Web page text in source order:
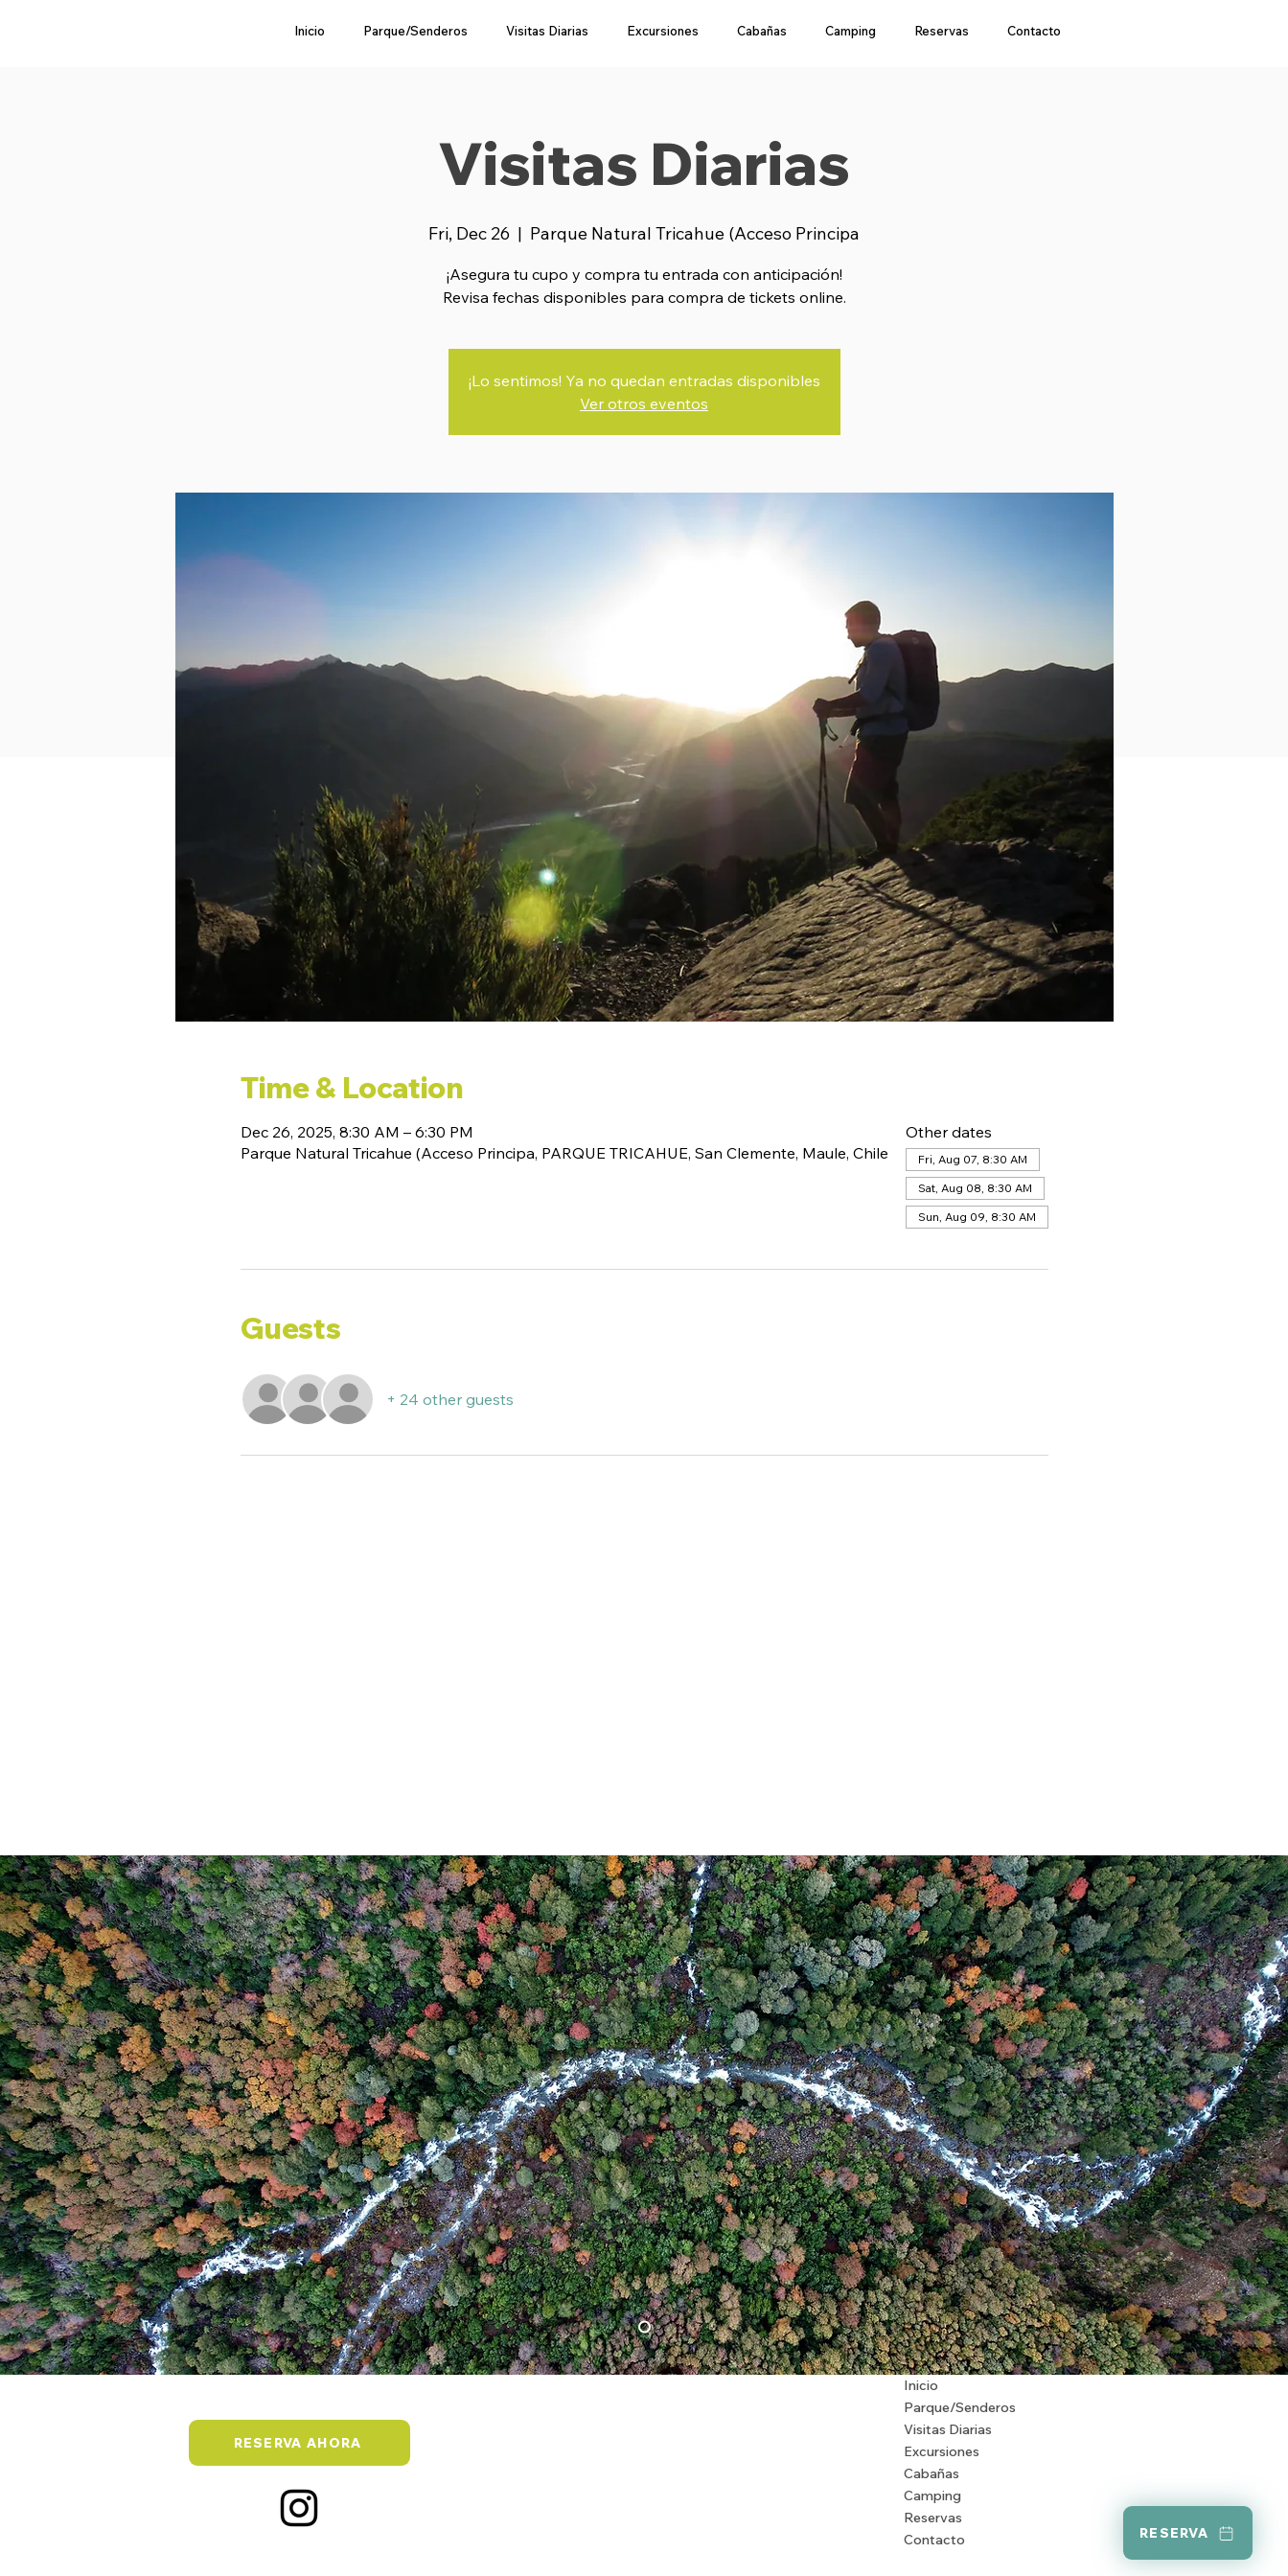
Inicio Parque/Senderos Visitas Diarias Excursiones Cabañas Camping Reservas Contacto
Visitas Diarias
Fri, Dec 26
  |
Parque Natural Tricahue (Acceso Principa
¡Asegura tu cupo y compra tu entrada con anticipación!
Revisa fechas disponibles para compra de tickets online.
¡Lo sentimos! Ya no quedan entradas disponibles
Ver otros eventos
Time & Location
Dec 26, 2025, 8:30 AM – 6:30 PM
Parque Natural Tricahue (Acceso Principa, PARQUE TRICAHUE, San Clemente, Maule, Chile
Other dates
Fri, Aug 07, 8:30 AM
Sat, Aug 08, 8:30 AM
Sun, Aug 09, 8:30 AM
Guests
+ 24 other guests
RESERVA
RESERVA AHORA
Inicio
Parque/Senderos
Visitas Diarias
Excursiones
Cabañas
Camping
Reservas
Contacto